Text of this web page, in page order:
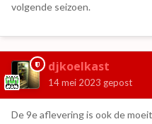
volgende seizoen.
djkoelkast
14 mei 2023 gepost
De 9e aflevering is ook de